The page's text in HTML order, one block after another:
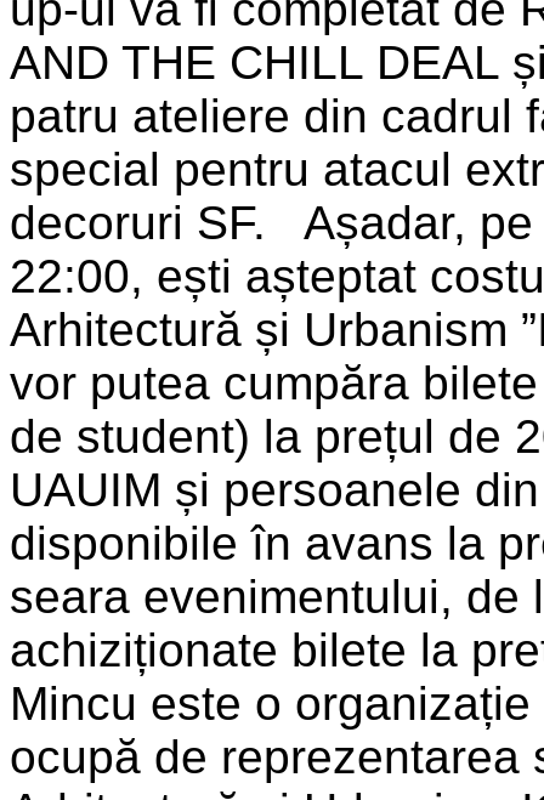
AND THE CHILL DEAL
patru ateliere din cadrul
special pentru atacul
decoruri SF. Așadar,
22:00, ești așteptat
Arhitectură și Urbanism
vor putea cumpăra
de student) la prețul de
UAUIM și persoanele
disponibile în avans la
seara evenimentului, de
achiziționate bilete la
Mincu este o
ocupă de reprezentarea